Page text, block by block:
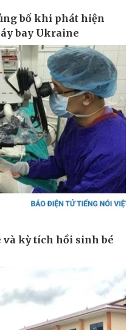
Thị trường
Chứng khoán
Giá cà phê